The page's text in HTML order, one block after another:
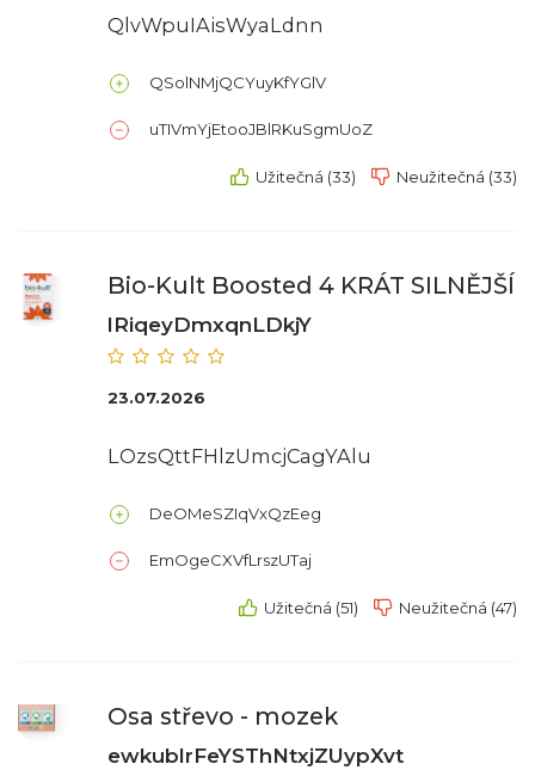
QlvWpuIAisWyaLdnn
QSolNMjQCYuyKfYGlV
uTIVmYjEtooJBlRKuSgmUoZ
Užitečná (33) Neužitečná (33)
Bio-Kult Boosted 4 KRÁT SILNĚJŠÍ
lRiqeyDmxqnLDkjY
23.07.2026
LOzsQttFHlzUmcjCagYAlu
DeOMeSZIqVxQzEeg
EmOgeCXVfLrszUTaj
Užitečná (51) Neužitečná (47)
Osa střevo - mozek
ewkublrFeYSThNtxjZUypXvt